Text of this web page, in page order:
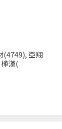
(4749), 亞翔
漢(